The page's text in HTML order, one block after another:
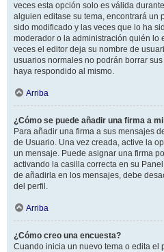
veces esta opción solo es válida
alguien editase su tema, encontrará un
sido modificado y las veces que lo ha
moderador o la administración quién lo
veces el editor deja su nombre de
usuarios normales no podrán borrar
haya respondido al mismo.
Arriba
¿Cómo se puede añadir una firma a
Para añadir una firma a sus mensajes
de Usuario. Una vez creada, active la
un mensaje. Puede asignar una firma
activando la casilla correcta en su
de añadirla en los mensajes, debe
del perfil.
Arriba
¿Cómo creo una encuesta?
Cuando inicia un nuevo tema o edita el